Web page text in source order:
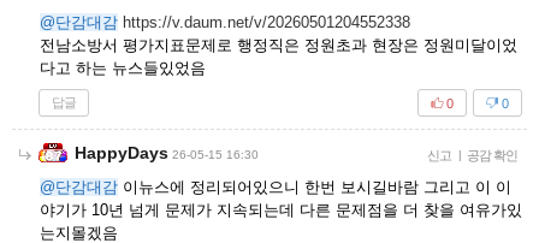
@단감대감 https://v.daum.net/v/20260501204552338
전남소방서 평가지표문제로 행정직은 정원초과 현장은 정원미달이었
다고 하는 뉴스들있었음
답글 0
0
HappyDays 26-05-15 16:30 신고 | 공감 확인
@단감대감 이뉴스에 정리되어있으니 한번 보시길바람 그리고 이 이
야기가 10년 넘게 문제가 지속되는데 다른 문제점을 더 찾을 여유가있
는지몰겠음